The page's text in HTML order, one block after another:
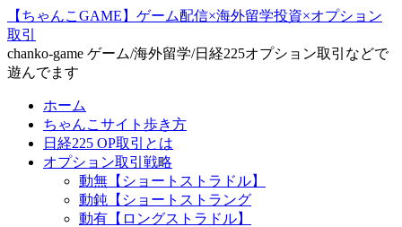
【ちゃんこGAME】ゲーム配信×海外留学投資×オプション
取引
chanko-game ゲーム/海外留学/日経225オプション取引などで
遊んでます
ホーム
ちゃんこサイト歩き方
日経225 OP取引とは
オプション取引戦略
動無【ショートストラドル】
動鈍【ショートストラング
動有【ロングストラドル】